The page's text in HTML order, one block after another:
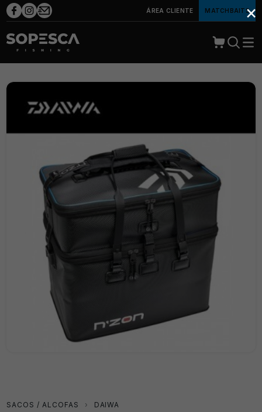
ÁREA CLIENTE MATCHBAITS
SACOS / ALCOFAS › DAIWA
×